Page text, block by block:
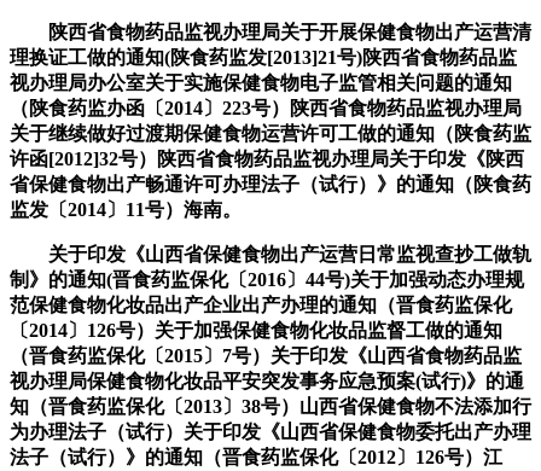
陕西省食物药品监视办理局关于开展保健食物出产运营清
理换证工做的通知(陕食药监发[2013]21号)陕西省食物药品监
视办理局办公室关于实施保健食物电子监管相关问题的通知
（陕食药监办函〔2014〕223号）陕西省食物药品监视办理局
关于继续做好过渡期保健食物运营许可工做的通知（陕食药监
许函[2012]32号）陕西省食物药品监视办理局关于印发《陕西
省保健食物出产畅通许可办理法子（试行）》的通知（陕食药
监发〔2014〕11号）海南。
关于印发《山西省保健食物出产运营日常监视查抄工做轨
制》的通知(晋食药监保化〔2016〕44号)关于加强动态办理规
范保健食物化妆品出产企业出产办理的通知（晋食药监保化
〔2014〕126号）关于加强保健食物化妆品监督工做的通知
（晋食药监保化〔2015〕7号）关于印发《山西省食物药品监
视办理局保健食物化妆品平安突发事务应急预案(试行)》的通
知（晋食药监保化〔2013〕38号）山西省保健食物不法添加行
为办理法子（试行）关于印发《山西省保健食物委托出产办理
法子（试行）》的通知（晋食药监保化〔2012〕126号）江